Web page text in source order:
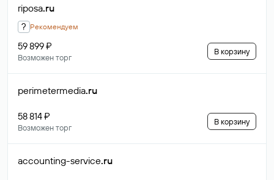
riposa.ru
? Рекомендуем
59 899 ₽
Возможен торг
В корзину
perimetermedia.ru
58 814 ₽
Возможен торг
В корзину
accounting-service.ru